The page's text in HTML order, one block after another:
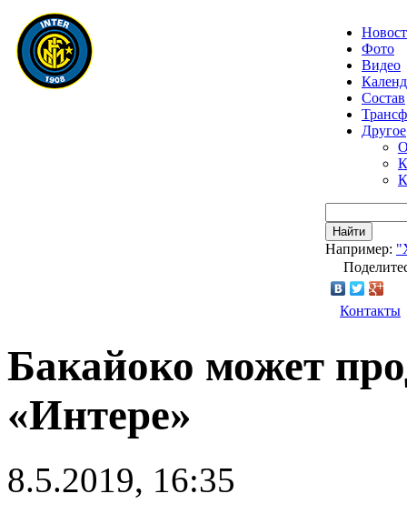
Фото
Видео
Состав
Другое
Найти
Например:
Контакты
Бакайоко может
«Интере»
8.5.2019, 16:35